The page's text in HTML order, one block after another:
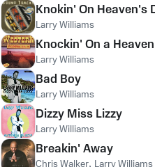
Knokin' On Heaven's
Larry Williams
Knockin' On a
Larry Williams
Bad Boy
Larry Williams
Dizzy Miss Lizzy
Larry Williams
Breakin' Away
Chris Walker, Larry Williams